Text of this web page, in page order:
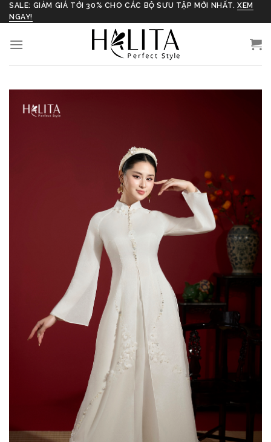
Skip
to
SALE: GIẢM GIÁ TỚI 30% CHO CÁC BỘ SƯU TẬP MỚI NHẤT.XEM
NGAY!